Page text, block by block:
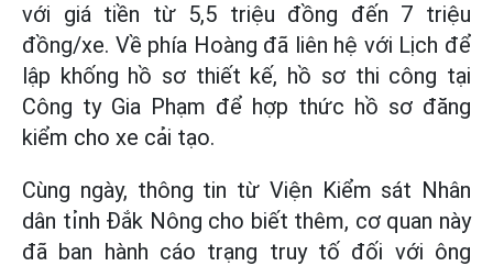
với giá tiền từ 5,5 triệu đồng đến 7 triệu
đồng/xe. Về phía Hoàng đã liên hệ với Lịch để
lập khống hồ sơ thiết kế, hồ sơ thi công tại
Công ty Gia Phạm để hợp thức hồ sơ đăng
kiểm cho xe cải tạo.
Cùng ngày, thông tin từ Viện Kiểm sát Nhân
dân tỉnh Đắk Nông cho biết thêm, cơ quan này
đã ban hành cáo trạng truy tố đối với ông